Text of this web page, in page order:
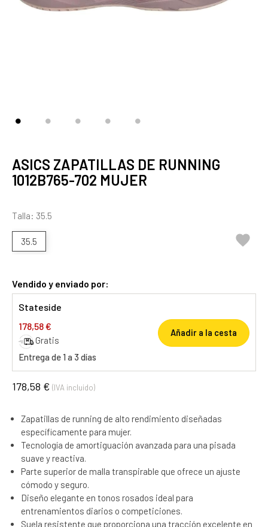
ASICS ZAPATILLAS DE RUNNING
1012B765-702 MUJER
Talla: 35.5
35.5 
Vendido y enviado por:
Stateside
178,58 €
Gratis
Entrega de 1 a 3 días
Añadir a la cesta
178,58 € (IVA incluido)
Zapatillas de running de alto rendimiento diseñadas
específicamente para mujer.
Tecnología de amortiguación avanzada para una pisada
suave y reactiva.
Parte superior de malla transpirable que ofrece un ajuste
cómodo y seguro.
Diseño elegante en tonos rosados ideal para
entrenamientos diarios o competiciones.
Suela resistente que proporciona una tracción excelente en